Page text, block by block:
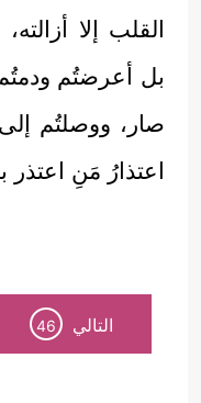
القلب إلا
بل أعرضتُم
صار، ووصلتُم إلى
اعتذارُ مَنِ اعتذر
التالي 46